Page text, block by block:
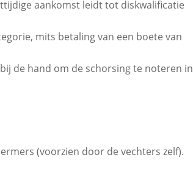
aankomst leidt tot diskwalificatie
mits betaling van een boete van
de hand om de schorsing te noteren in
(voorzien door de vechters zelf).